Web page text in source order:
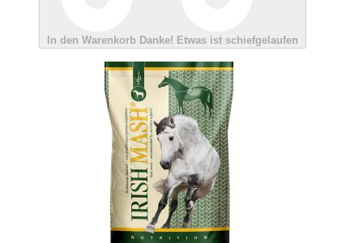
In den Warenkorb Danke! Etwas ist schiefgelaufen